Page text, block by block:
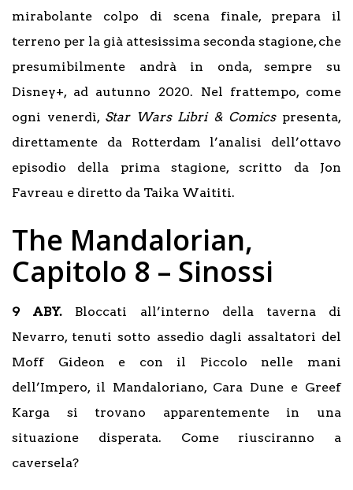
mirabolante colpo di scena finale, prepara il
terreno per la già attesissima seconda stagione, che
presumibilmente andrà in onda, sempre su
Disney+, ad autunno 2020. Nel frattempo, come
ogni venerdì, Star Wars Libri & Comicspresenta,
direttamente da Rotterdam l’analisi dell’ottavo
episodio della prima stagione, scritto da Jon
Favreau e diretto da Taika Waititi.
The Mandalorian,
Capitolo 8 – Sinossi
9 ABY. Bloccati all’interno della taverna di
Nevarro, tenuti sotto assedio dagli assaltatori del
Moff Gideon e con il Piccolo nelle mani
dell’Impero, il Mandaloriano, Cara Dune e Greef
Karga si trovano apparentemente in una
situazione disperata. Come riusciranno a
caversela?